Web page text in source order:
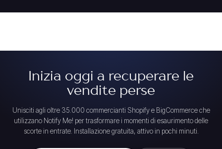
Inizia oggi a recuperare le
vendite perse
Unisciti agli oltre 35.000 commercianti Shopify e BigCommerce che
utilizzano Notify Me! per trasformare i momenti di esaurimento delle
scorte in entrate. Installazione gratuita, attivo in pochi minuti.